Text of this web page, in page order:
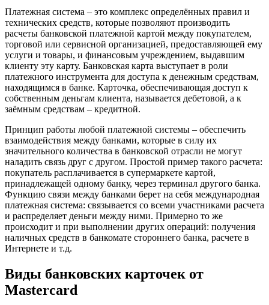
Платежная система – это комплекс определённых правил и
технических средств, которые позволяют производить
расчеты банковской платежной картой между покупателем,
торговой или сервисной организацией, предоставляющей ему
услуги и товары, и финансовым учреждением, выдавшим
клиенту эту карту. Банковская карта выступает в роли
платежного инструмента для доступа к денежным средствам,
находящимся в банке. Карточка, обеспечивающая доступ к
собственным деньгам клиента, называется дебетовой, а к
заёмным средствам – кредитной.
Принцип работы любой платежной системы – обеспечить
взаимодействия между банками, которые в силу их
значительного количества в банковской отрасли не могут
наладить связь друг с другом. Простой пример такого расчета:
покупатель расплачивается в супермаркете картой,
принадлежащей одному банку, через терминал другого банка.
Функцию связи между банками берет на себя международная
платежная система: связывается со всеми участниками расчета
и распределяет деньги между ними. Примерно то же
происходит и при выполнении других операций: получения
наличных средств в банкомате стороннего банка, расчете в
Интернете и т.д.
Виды банковских карточек от
Mastercard